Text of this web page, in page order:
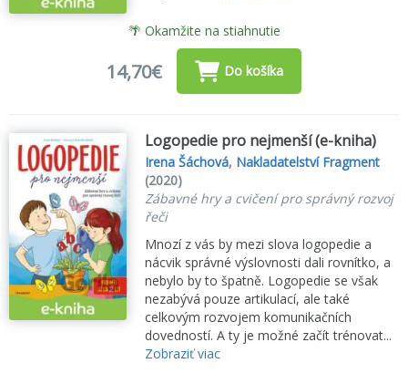
🌴 Okamžite na stiahnutie
14,70€ Do košíka
Logopedie pro nejmenší (e-kniha)
Irena Šáchová, Nakladatelství Fragment
(2020)
Zábavné hry a cvičení pro správný rozvoj
řeči
Mnozí z vás by mezi slova logopedie a
nácvik správné výslovnosti dali rovnítko, a
nebylo by to špatně. Logopedie se však
nezabývá pouze artikulací, ale také
celkovým rozvojem komunikačních
dovedností. A ty je možné začít trénovat...
Zobraziť viac